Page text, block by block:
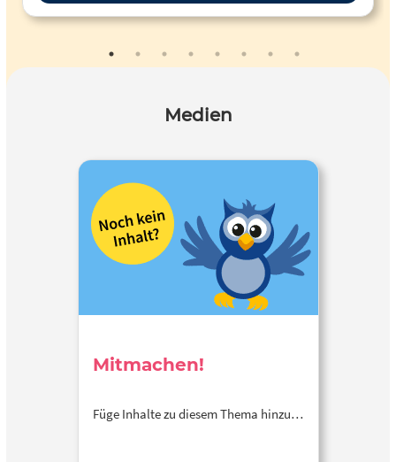
Medien
Mitmachen!
Füge Inhalte zu diesem Thema hinzu…